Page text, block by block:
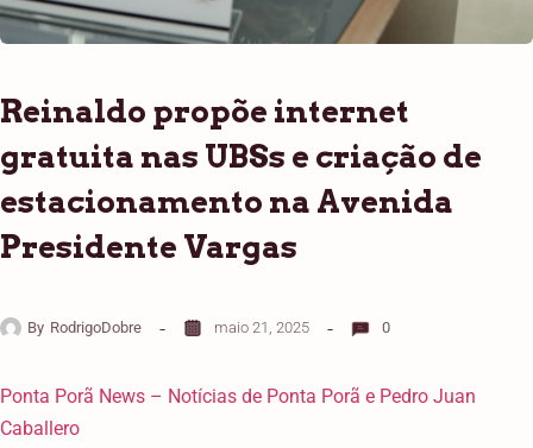
Reinaldo propõe internet
gratuita nas UBSs e criação de
estacionamento na Avenida
Presidente Vargas
By RodrigoDobre maio 21, 2025 0
Ponta Porã News – Notícias de Ponta Porã e Pedro Juan
Caballero